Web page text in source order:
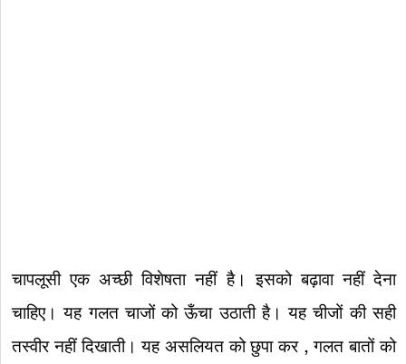
चापलूसी एक अच्छी विशेषता नहीं है। इसको बढ़ावा नहीं देना
चाहिए। यह गलत चाजों को ऊँचा उठाती है। यह चीजों की सही
तस्वीर नहीं दिखाती। यह असलियत को छुपा कर , गलत बातों को